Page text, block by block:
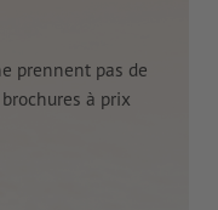
prennent pas de
à prix